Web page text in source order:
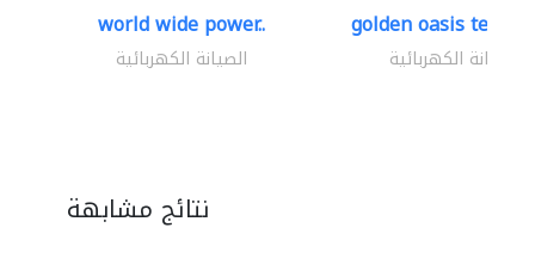
world wide power..
الصيانة الكهربائية
golden oasis
الصيانة الكهربائية
نتائج مشابهة